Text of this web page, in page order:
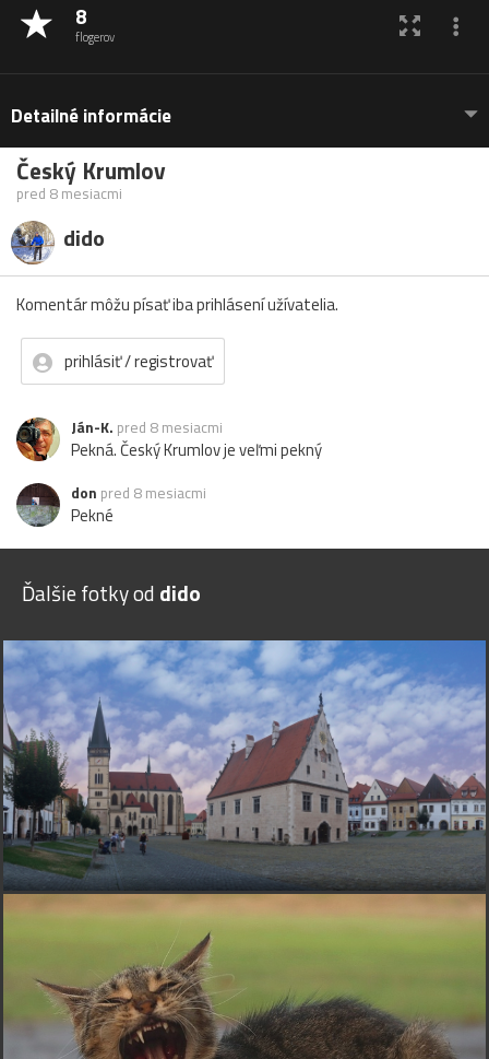
8
flogerov
Detailné informácie
Český Krumlov
pred 8 mesiacmi
dido
Komentár môžu písať iba prihlásení užívatelia.
prihlásiť / registrovať
Ján-K. pred 8 mesiacmi
Pekná. Český Krumlov je veľmi pekný
don pred 8 mesiacmi
Pekné
Ďalšie fotky od dido